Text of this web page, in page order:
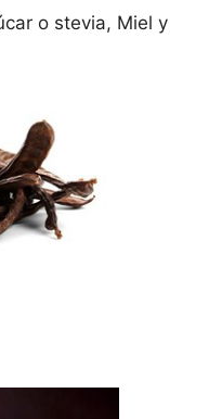
o stevia, Miel y